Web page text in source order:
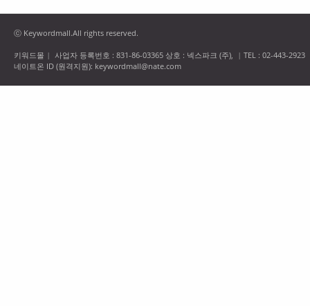
ⓒ Keywordmall.All rights reserved.
키워드몰 | 사업자 등록번호 : 831-86-03365 상호 : 넥스파크 (주), | TEL : 02-443-2923
네이트온 ID (원격지원): keywordmall@nate.com